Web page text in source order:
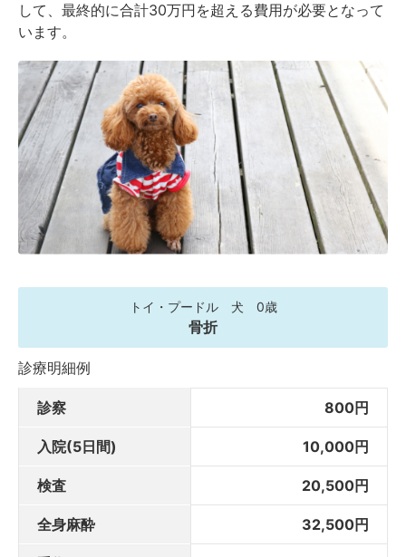
して、最終的に合計30万円を超える費用が必要となって
います。
トイ・プードル 犬 0歳
骨折
診療明細例
診察 800円
入院(5日間) 10,000円
検査 20,500円
全身麻酔 32,500円